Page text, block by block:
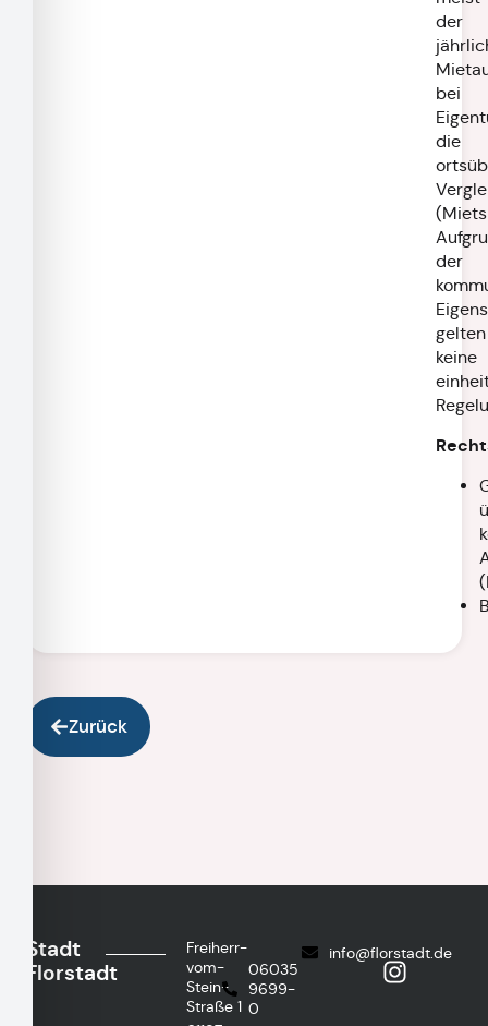
der
bei
die
der
gelten
keine
Zurück
Stadt
Florstadt
Freiherr-
vom-
Stein-
Straße 1
06035
9699-
0
info@florstadt.de